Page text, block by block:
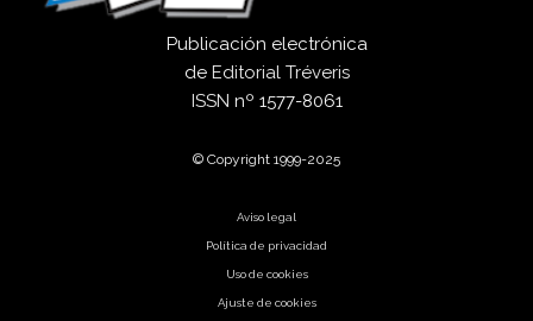
Publicación electrónica
de Editorial Tréveris
ISSN nº 1577-8061
© Copyright 1999-2025
Aviso legal
Política de privacidad
Uso de cookies
Ajuste de cookies